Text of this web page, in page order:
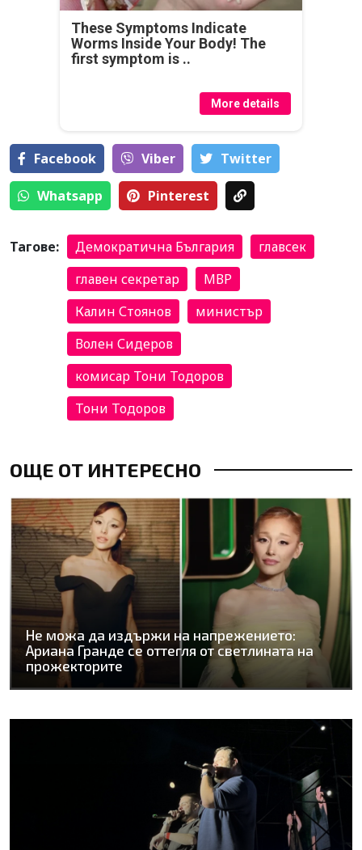
These Symptoms Indicate
Worms Inside Your Body! The
first symptom is ..
More details
Facebook Viber Тwitter
Whatsapp Pinterest
Тагове: Демократична България
главсек
главен секретар
МВР
Калин Стоянов
министър
Волен Сидеров
комисар Тони Тодоров
Тони Тодоров
ОЩЕ ОТ ИНТЕРЕСНО
Не можа да издържи на напрежението:
Ариана Гранде се оттегля от светлината на
прожекторите